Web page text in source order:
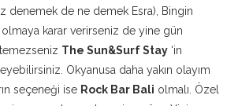
denemek de ne demek Esra), Bingin
karar verirseniz de yine gün
The Sun&Surf Stay ‘in
Okyanusa daha yakın olayım
seçeneği ise Rock Bar Bali olmalı. Özel